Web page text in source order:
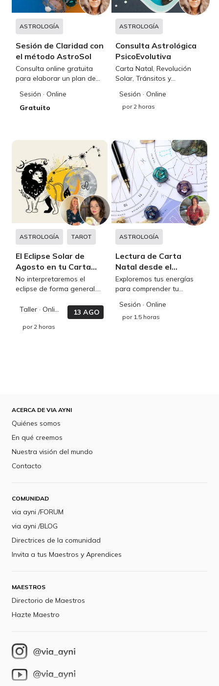
ASTROLOGÍA
Sesión de Claridad con
el método AstroSol
Consulta online gratuita
para elaborar un plan de
Sesión · Online
Gratuito
ASTROLOGÍA
Consulta Astrológica
PsicoEvolutiva
Carta Natal, Revolución
Solar, Tránsitos y
Sesión · Online
por 2 horas
ASTROLOGÍA TAROT
El Eclipse Solar de
Agosto en tu Carta
Natal
No interpretaremos el
eclipse de forma general.
expresa en tu carta natal y
qué temas pueden cobrar
protagonismo en tu vida
Taller · Online 13 AGO
por 2 horas
ASTROLOGÍA
Lectura de Carta
Natal desde el
enfoque evolutivo
Exploremos tus energías
para comprender tu
tendencias, veamos cuales
son tus dones naturales y
Sesión · Online
por 1.5 horas
ACERCA DE VIA AYNI
Quiénes somos
En qué creemos
Nuestra visión del mundo
Contacto
COMUNIDAD
via ayni /FORUM
via ayni /BLOG
Directrices de la comunidad
Invita a tus Maestros y Aprendices
MAESTROS
Directorio de Maestros
Hazte Maestro